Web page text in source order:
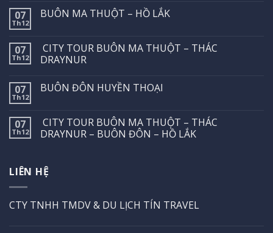
07
Th12
BUÔN MA THUỘT – HỒ LẮK
07
Th12
CITY TOUR BUÔN MA THUỘT – THÁC
DRAYNUR
07
Th12
BUÔN ĐÔN HUYỀN THOẠI
07
Th12
CITY TOUR BUÔN MA THUỘT – THÁC
DRAYNUR – BUÔN ĐÔN – HỒ LẮK
LIÊN HỆ
CTY TNHH TMDV & DU LỊCH TÍN TRAVEL